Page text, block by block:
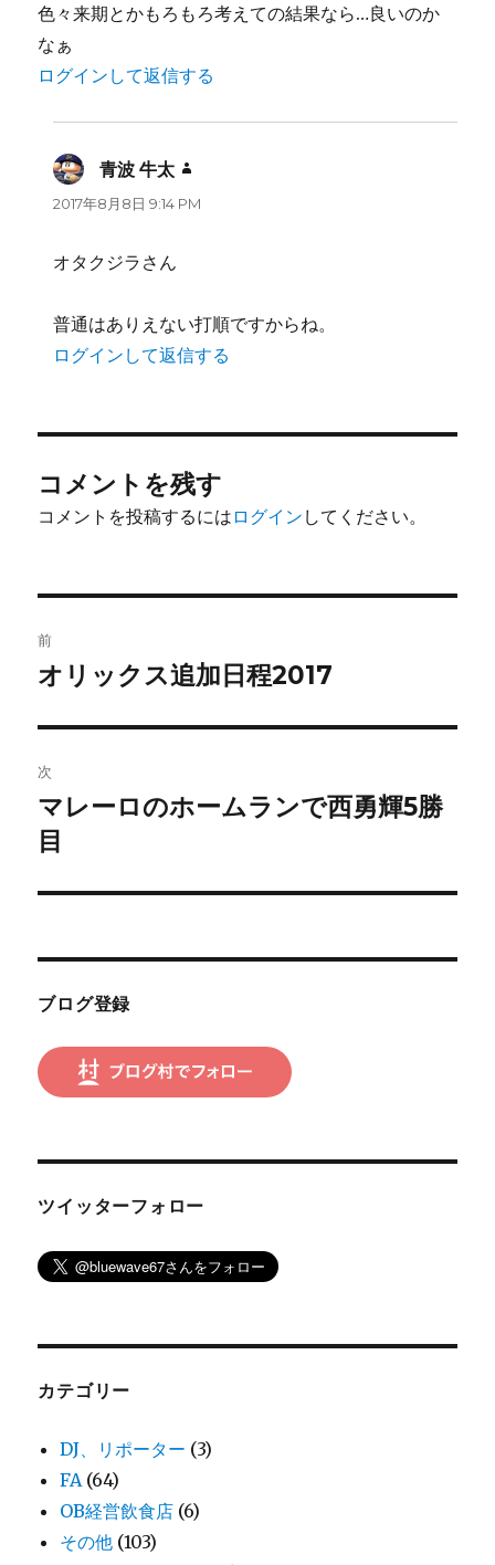
色々来期とかもろもろ考えての結果なら…良いのか
なぁ
ログインして返信する
青波 牛太
り:
2017年8月8日 9:14 PM
オタクジラさん
普通はありえない打順ですからね。
ログインして返信する
コメントを残す
コメントを投稿するには ログイン してください。
稿
ビ
ゲ
ー
シ
ン
前
前
投
稿:
オリックス追加日程2017
次
次
の
稿:
マレーロのホームランで西勇輝5勝
目
ブログ登録
ツイッターフォロー
カテゴリー
DJ、リポーター (3)
FA (64)
OB経営飲食店 (6)
その他 (103)